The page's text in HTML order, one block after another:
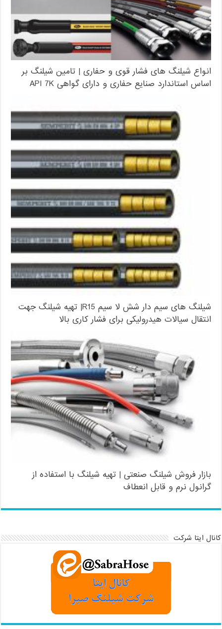
انواع شیلنگ های فشار قوی و حفاری | تامین شیلنگ بر
اساس استاندارد صنایع حفاری و دارای گواهی API 7K
شیلنگ های سیم دار شش لا سیم R15| تهیه شیلنگ جهت
انتقال سیالات هیدرولیکی برای فشار کاری بالا
بازار فروش شیلنگ صنعتی | تهیه شیلنگ با استفاده از
گرانول نرم و قابل انعطاف
کانال ایتا شرکت